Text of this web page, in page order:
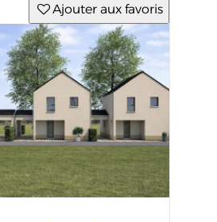
Ajouter aux favoris